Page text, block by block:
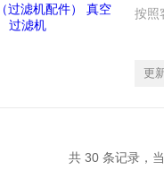
按照
更
共 30 条记录，